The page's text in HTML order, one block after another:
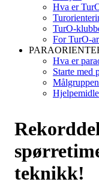
Hva er
TurO-
For TurO-
Hva er
Starte med
teknikk!